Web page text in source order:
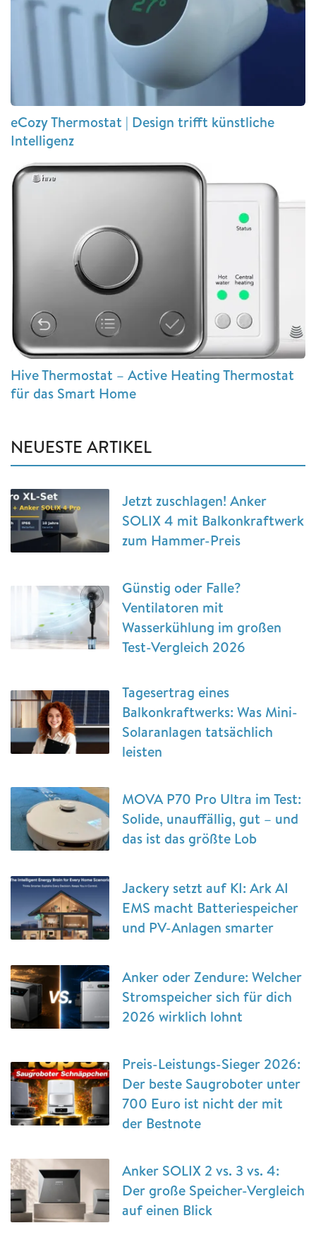
eCozy Thermostat | Design trifft künstliche
Intelligenz
Hive Thermostat – Active Heating Thermostat
für das Smart Home
NEUESTE ARTIKEL
Jetzt zuschlagen! Anker
SOLIX 4 mit Balkonkraftwerk
zum Hammer-Preis
Günstig oder Falle?
Ventilatoren mit
Wasserkühlung im großen
Test-Vergleich 2026
Tagesertrag eines
Balkonkraftwerks: Was Mini-
Solaranlagen tatsächlich
leisten
MOVA P70 Pro Ultra im Test:
Solide, unauffällig, gut – und
das ist das größte Lob
Jackery setzt auf KI: Ark AI
EMS macht Batteriespeicher
und PV-Anlagen smarter
Anker oder Zendure: Welcher
Stromspeicher sich für dich
2026 wirklich lohnt
Preis-Leistungs-Sieger 2026:
Der beste Saugroboter unter
700 Euro ist nicht der mit
der Bestnote
Anker SOLIX 2 vs. 3 vs. 4:
Der große Speicher-Vergleich
auf einen Blick